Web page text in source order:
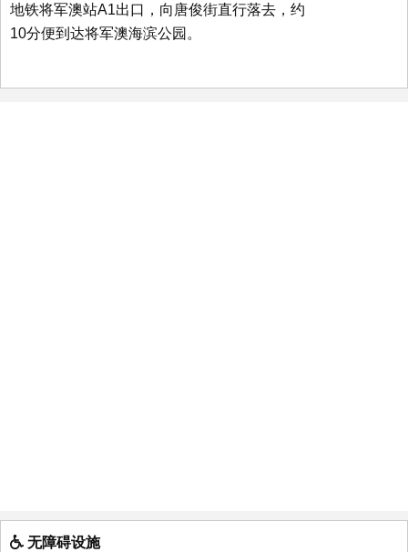
地铁将军澳站A1出口，向唐俊街直行落去，约
10分便到达将军澳海滨公园。
无障碍设施